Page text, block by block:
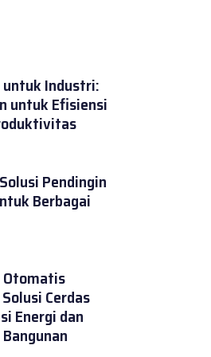
untuk Industri:
untuk Efisiensi
Pendingin
Berbagai
Otomatis
Cerdas
Energi dan